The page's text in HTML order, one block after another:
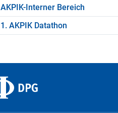
AKPIK-Interner Bereich
1. AKPIK Datathon